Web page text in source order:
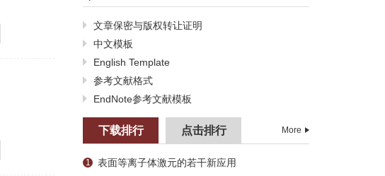
文章保密与版权转让证明
中文模板
English Template
参考文献格式
EndNote参考文献模板
下载排行 点击排行 More
1 表面等离子体激元的若干新应用